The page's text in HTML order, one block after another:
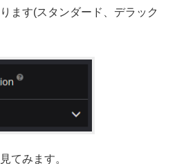
ます(スタンダード、デラック
てみます。